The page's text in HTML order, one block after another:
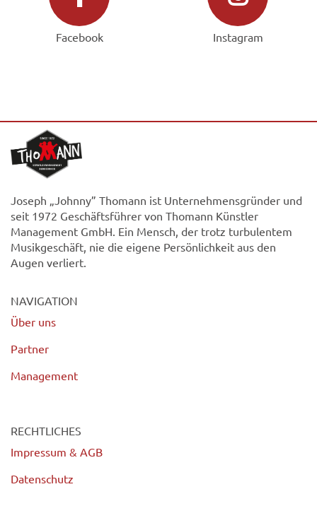
Facebook Instagram
Joseph „Johnny” Thomann ist Unternehmensgründer und
seit 1972 Geschäftsführer von Thomann Künstler
Management GmbH. Ein Mensch, der trotz turbulentem
Musikgeschäft, nie die eigene Persönlichkeit aus den
Augen verliert.
NAVIGATION
Über uns
Partner
Management
RECHTLICHES
Impressum & AGB
Datenschutz